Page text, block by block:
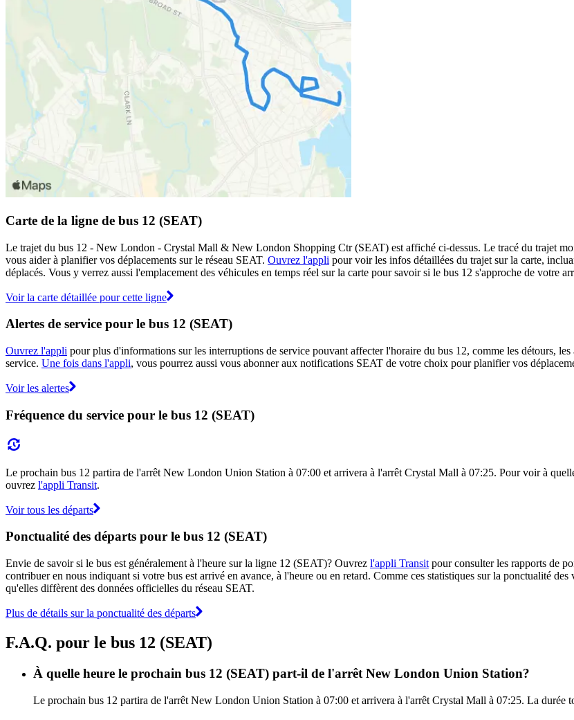
Carte de la ligne de bus 12 (SEAT)
Le trajet du bus 12 - New London - Crystal Mall & New London Shopping Ctr (SEAT) est affiché ci-dessus. Le tracé du trajet
vous aider à planifier vos déplacements sur le réseau SEAT. Ouvrez l'appli pour voir les infos détaillées du trajet sur la carte,
déplacés. Vous y verrez aussi l'emplacement des véhicules en temps réel sur la carte pour savoir si le bus 12 s'approche de votre
Voir la carte détaillée pour cette ligne
Alertes de service pour le bus 12 (SEAT)
Ouvrez l'appli pour plus d'informations sur les interruptions de service pouvant affecter l'horaire du bus 12, comme les détours,
service. Une fois dans l'appli, vous pourrez aussi vous abonner aux notifications SEAT de votre choix pour planifier vos
Voir les alertes
Fréquence du service pour le bus 12 (SEAT)
Le prochain bus 12 partira de l'arrêt New London Union Station à 07:00 et arrivera à l'arrêt Crystal Mall à 07:25. Pour voir à
ouvrez l'appli Transit.
Voir tous les départs
Ponctualité des départs pour le bus 12 (SEAT)
Envie de savoir si le bus est généralement à l'heure sur la ligne 12 (SEAT)? Ouvrez l'appli Transit pour consulter les rapports de
contribuer en nous indiquant si votre bus est arrivé en avance, à l'heure ou en retard. Comme ces statistiques sur la ponctualité des
qu'elles diffèrent des données officielles du réseau SEAT.
Plus de détails sur la ponctualité des départs
F.A.Q. pour le bus 12 (SEAT)
À quelle heure le prochain bus 12 (SEAT) part-il de l'arrêt New London Union Station?
Le prochain bus 12 partira de l'arrêt New London Union Station à 07:00 et arrivera à l'arrêt Crystal Mall à 07:25. La durée